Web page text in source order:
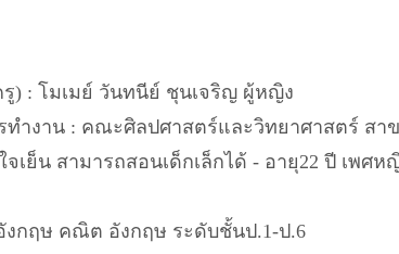
) : โมเมย์ วันทนีย์ ชุนเจริญ ผู้หญิง
ทำงาน : คณะศิลปศาสตร์และวิทยาศาสตร์ สา
จเย็น สามารถสอนเด็กเล็กได้ - อายุ22 ปี เพศ
งกฤษ คณิต อังกฤษ ระดับชั้นป.1-ป.6